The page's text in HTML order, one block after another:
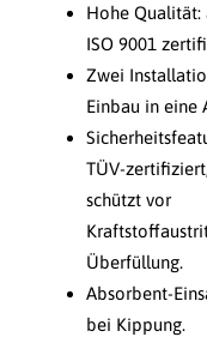
Hohe Qualität:
ISO 9001
Zwei
Einbau in eine
TÜV-zertifiziert,
schützt vor
Überfüllung.
Absorbent-
bei Kippung.